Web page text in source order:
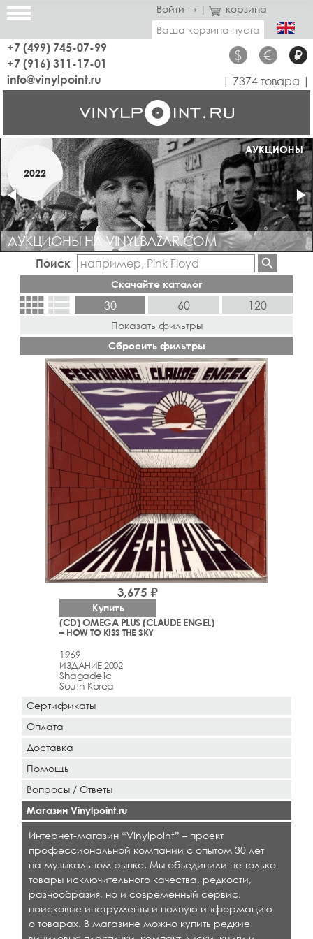
Войти → |
корзина
Ваша корзина пуста
+7 (499) 745-07-99
+7 (916) 311-17-01
$ € ₽
info@vinylpoint.ru | 7374 товара |
МАГАЗИН ОТКРЫТ
МАРТ
2019
АУКЦИОНЫ
2022
АУКЦИОНЫ НА VINYLBAZAR.COM
Поиск
Скачайте каталог
view_comfyview_list 30 60 120
Показать фильтры
Сбросить фильтры
(CD) OMEGA PLUS (CLAUDE ENGEL)
– HOW TO KISS THE SKY
1969
ИЗДАНИЕ 2002
Shagadelic
South Korea
3,675 ₽
Купить
Сертификаты
Оплата
Доставка
Помощь
Вопросы / Ответы
Магазин Vinylpoint.ru
Интернет-магазин “Vinylpoint” – проект
профессиональной компании с опытом 30 лет
на музыкальном рынке. Мы объединили не только
товары исключительного качества, редкости,
разнообразия, но и современный сервис,
поисковые инструменты и полную информацию
о товарах. В магазине можно купить редкие